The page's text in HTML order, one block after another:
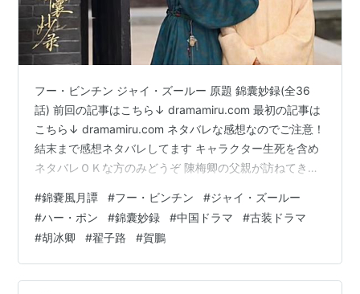
フー・ビンチン ジャイ・ズールー 原題 錦囊妙録(全36
話) 前回の記事はこちら↓ dramamiru.com 最初の記事は
こちら↓ dramamiru.com ネタバレな感想なのでご注意！
結末まで感想ネタバレしてます キャラクター生死を含め
ネタバレＯＫな方のみどうぞ 陳梅卿の父親が訪ねてきた
らと結婚を拒否。 父親は怒って帰って行きます。 この時
お馴染みのワンコ大黄くんが登場しました。 相変わらず
可愛い。 梅卿が拒否したことで許婚者である棗花が激
怒、梅卿と大喧嘩に。 しかしその後、棗花が攫われてし
まう。 攫われた先はちょうど捜査するはずだ…
#錦嚢風月譚 #フー・ビンチン #ジャイ・ズールー
#ハー・ポン #錦囊妙録 #中国ドラマ #古装ドラマ
#胡冰卿 #翟子路 #賀鵬